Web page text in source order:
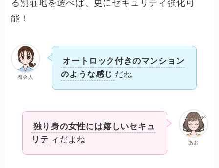
る別荘地を選べば、更にセキュリティ強化可
能！
都会人
オートロック付きのマンション
のような感じ だね
あお
独り身の女性には嬉しいセキュ
リテ ィだよね